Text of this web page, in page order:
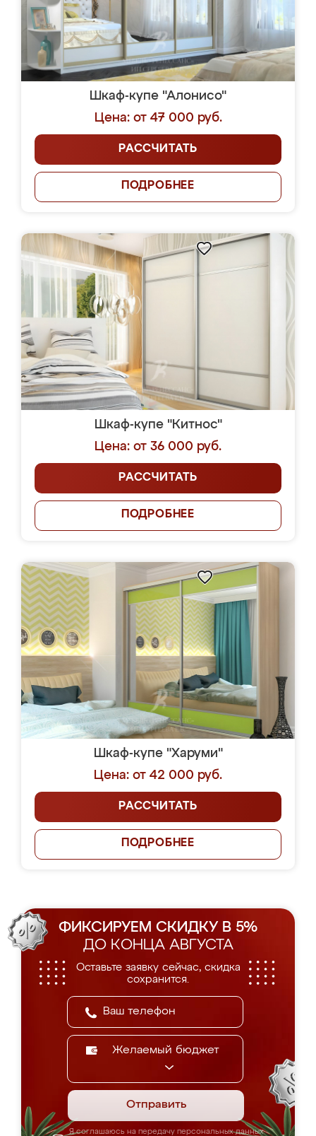
Шкаф-купе "Алонисо"
Цена: от 47 000 руб.
РАССЧИТАТЬ
ПОДРОБНЕЕ
Шкаф-купе "Китнос"
Цена: от 36 000 руб.
РАССЧИТАТЬ
ПОДРОБНЕЕ
Шкаф-купе "Харуми"
Цена: от 42 000 руб.
РАССЧИТАТЬ
ПОДРОБНЕЕ
ФИКСИРУЕМ СКИДКУ В 5%
ДО КОНЦА АВГУСТА
Оставьте заявку сейчас, скидка
сохранится.
Желаемый бюджет
Отправить
Я соглашаюсь на передачу персональных данных